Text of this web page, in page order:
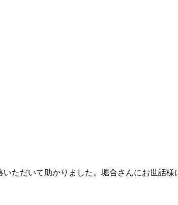
ただいて助かりました。堀合さんにお世話様